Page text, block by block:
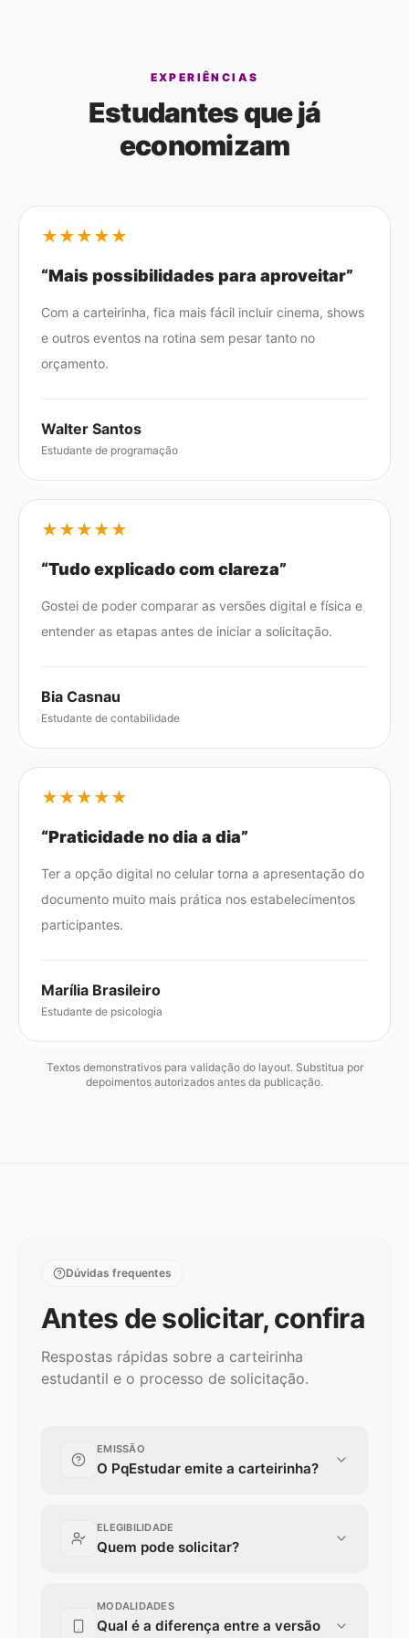
EXPERIÊNCIAS
Estudantes que já
economizam
★★★★★
“Mais possibilidades para aproveitar”
Com a carteirinha, fica mais fácil incluir cinema, shows
e outros eventos na rotina sem pesar tanto no
orçamento.
Walter Santos
Estudante de programação
★★★★★
“Tudo explicado com clareza”
Gostei de poder comparar as versões digital e física e
entender as etapas antes de iniciar a solicitação.
Bia Casnau
Estudante de contabilidade
★★★★★
“Praticidade no dia a dia”
Ter a opção digital no celular torna a apresentação do
documento muito mais prática nos estabelecimentos
participantes.
Marília Brasileiro
Estudante de psicologia
Textos demonstrativos para validação do layout. Substitua por
depoimentos autorizados antes da publicação.
Dúvidas frequentes
Antes de solicitar, confira
Respostas rápidas sobre a carteirinha
estudantil e o processo de solicitação.
EMISSÃO
O PqEstudar emite a carteirinha?
Não. O PqEstudar apresenta as opções e
direciona você ao ambiente do parceiro.
suporte e entrega são realizados pela
plataforma e entidade responsáveis.
ELEGIBILIDADE
Quem pode solicitar?
A elegibilidade depende de matrícula
MODALIDADES
Qual é a diferença entre a versão